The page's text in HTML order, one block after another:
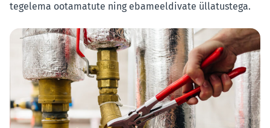
tegelema ootamatute ning ebameeldivate üllatustega.